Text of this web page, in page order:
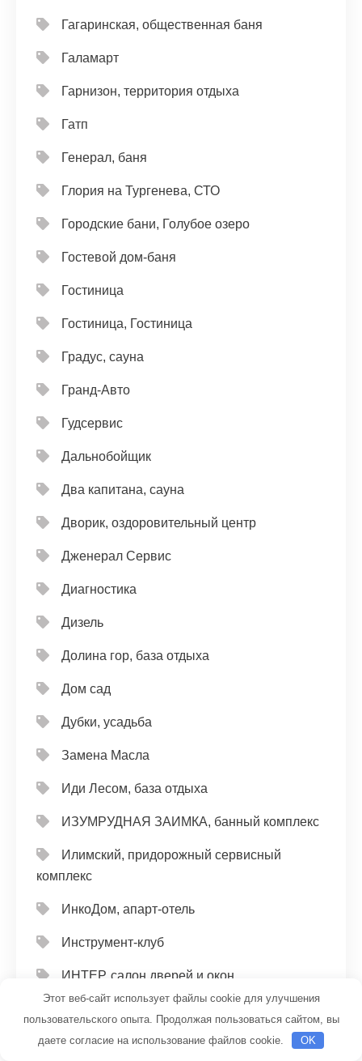
Гагаринская, общественная баня
Галамарт
Гарнизон, территория отдыха
Гатп
Генерал, баня
Глория на Тургенева, СТО
Городские бани, Голубое озеро
Гостевой дом-баня
Гостиница
Гостиница, Гостиница
Градус, сауна
Гранд-Авто
Гудсервис
Дальнобойщик
Два капитана, сауна
Дворик, оздоровительный центр
Дженерал Сервис
Диагностика
Дизель
Долина гор, база отдыха
Дом сад
Дубки, усадьба
Замена Масла
Иди Лесом, база отдыха
ИЗУМРУДНАЯ ЗАИМКА, банный комплекс
Илимский, придорожный сервисный
комплекс
ИнкоДом, апарт-отель
Инструмент-клуб
ИНТЕР, салон дверей и окон
Иргина, гостиница
Исток, участок банно-прачечного хозяйства
Этот веб-сайт использует файлы cookie для улучшения
пользовательского опыта. Продолжая пользоваться сайтом, вы
даете согласие на использование файлов cookie.
OK